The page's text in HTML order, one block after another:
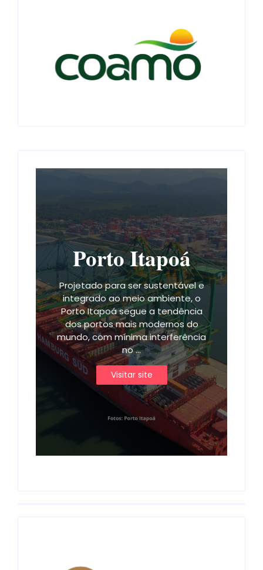
Porto Itapoá
Projetado para ser sustentável e
integrado ao meio ambiente, o
Porto Itapoá segue a tendência
dos portos mais modernos do
mundo, com mínima interferência
no ...
Visitar site